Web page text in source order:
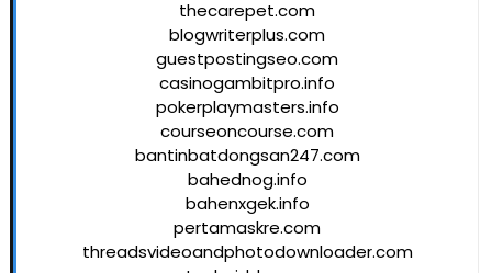
thecarepet.com
blogwriterplus.com
guestpostingseo.com
casinogambitpro.info
pokerplaymasters.info
courseoncourse.com
bantinbatdongsan247.com
bahednog.info
bahenxgek.info
pertamaskre.com
threadsvideoandphotodownloader.com